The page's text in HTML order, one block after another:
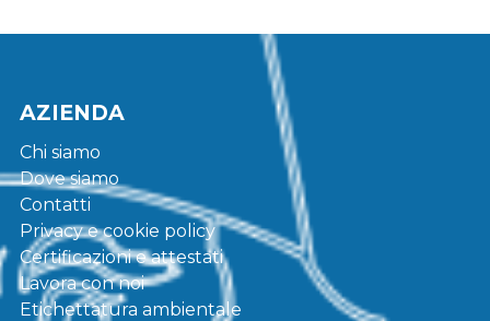
AZIENDA
Chi siamo
Dove siamo
Contatti
Privacy e cookie policy
Certificazioni e attestati
Lavora con noi
Etichettatura ambientale